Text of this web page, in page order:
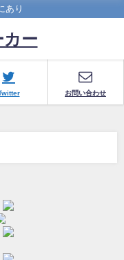
あり
カー
お問い合わせ